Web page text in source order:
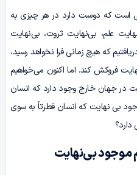
است که دوست دارد در هر چیزی به
علم، بی‌نهایت ثروت، بی‌نهایت
که هیچ زمانی فرا نخواهد رسید،
فروکش کند. اما اکنون می‌خواهیم
در جهان خارج وجود دارد که انسان
بی ‌نهایت که انسان فطرتاً به سوی
بی‌‌نهایت